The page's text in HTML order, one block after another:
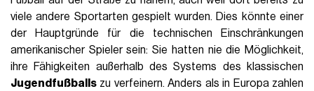
viele andere Sportarten gespielt wurden. Dies könnte einer
der Hauptgründe für die technischen Einschränkungen
amerikanischer Spieler sein: Sie hatten nie die Möglichkeit,
ihre Fähigkeiten außerhalb des Systems des klassischen
Jugendfußballs zu verfeinern. Anders als in Europa zahlen